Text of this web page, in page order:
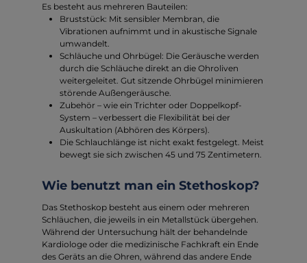
Es besteht aus mehreren Bauteilen:
Bruststück: Mit sensibler Membran, die
Vibrationen aufnimmt und in akustische Signale
umwandelt.
Schläuche und Ohrbügel: Die Geräusche werden
durch die Schläuche direkt an die Ohroliven
weitergeleitet. Gut sitzende Ohrbügel minimieren
störende Außengeräusche.
Zubehör – wie ein Trichter oder Doppelkopf-
System – verbessert die Flexibilität bei der
Auskultation (Abhören des Körpers).
Die Schlauchlänge ist nicht exakt festgelegt. Meist
bewegt sie sich zwischen 45 und 75 Zentimetern.
Wie benutzt man ein Stethoskop?
Das Stethoskop besteht aus einem oder mehreren
Schläuchen, die jeweils in ein Metallstück übergehen.
Während der Untersuchung hält der behandelnde
Kardiologe oder die medizinische Fachkraft ein Ende
des Geräts an die Ohren, während das andere Ende